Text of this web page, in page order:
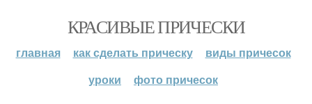
КРАСИВЫЕ ПРИЧЕСКИ
главная как сделать прическу
виды причесок
уроки
фото причесок